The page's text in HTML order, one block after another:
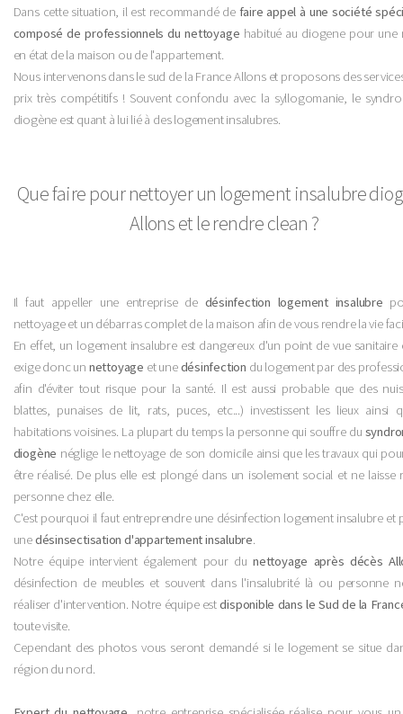
Dans cette situation, il est recommandé de faire appel à une société
composé de professionnels du nettoyage habitué au diogene pour une
en état de la maison ou de l'appartement.
Nous intervenons dans le sud de la France Allons et proposons des
prix très compétitifs ! Souvent confondu avec la syllogomanie, le
diogène est quant à lui lié à des logement insalubres.
Que faire pour nettoyer un logement insalubre
Allons et le rendre clean ?
Il faut appeller une entreprise de désinfection logement insalubre
nettoyage et un débarras complet de la maison afin de vous rendre la vie
En effet, un logement insalubre est dangereux d'un point de vue sanitaire
exige donc un nettoyage et unedésinfection du logement par des
afin d'éviter tout risque pour la santé. Il est aussi probable que des
blattes, punaises de lit, rats, puces, etc...) investissent les lieux ainsi
habitations voisines. La plupart du temps la personne qui souffre du
diogène néglige le nettoyage de son domicile ainsi que les travaux qui
être réalisé. De plus elle est plongé dans un isolement social et ne laisse
personne chez elle.
C'est pourquoi il faut entreprendre une désinfection logement insalubre et
unedésinsectisation d'appartement insalubre.
Notre équipe intervient également pour dunettoyage après décès
désinfection de meubles et souvent dans l'insalubrité là ou personne
réaliser d'intervention. Notre équipe estdisponible dans le Sud de la
toute visite.
Cependant des photos vous seront demandé si le logement se situe
région du nord.